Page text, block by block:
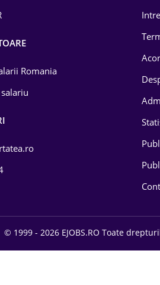
Romania
© 1999 - 2026 EJOBS.RO Toate